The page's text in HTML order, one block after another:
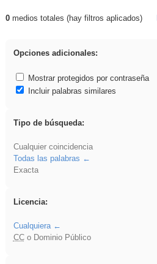
Resultados de: cortar
0medios totales (hay filtros aplicados)
Opciones adicionales:
Mostrar protegidos por contraseña
Incluir palabras similares
Tipo de búsqueda:
Cualquier coincidencia
Todas las palabras
Exacta
Licencia:
Cualquiera
CCo Dominio Público